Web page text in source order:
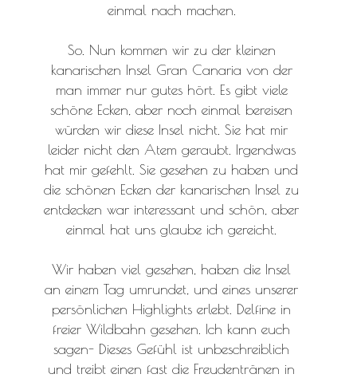
einmal nach machen.
So. Nun kommen wir zu der kleinen
kanarischen Insel Gran Canaria von der
man immer nur gutes hört. Es gibt viele
schöne Ecken, aber noch einmal bereisen
würden wir diese Insel nicht. Sie hat mir
leider nicht den Atem geraubt. Irgendwas
hat mir gefehlt. Sie gesehen zu haben und
die schönen Ecken der kanarischen Insel zu
entdecken war interessant und schön, aber
einmal hat uns glaube ich gereicht.
Wir haben viel gesehen, haben die Insel
an einem Tag umrundet, und eines unserer
persönlichen Highlights erlebt. Delfine in
freier Wildbahn gesehen. Ich kann euch
sagen- Dieses Gefühl ist unbeschreiblich
und treibt einen fast die Freudentränen in